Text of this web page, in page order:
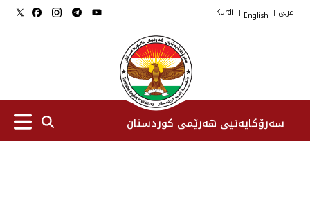
عربي |
English
|
Kurdi
سەرۆکایەتیی هەرێمی کوردستان